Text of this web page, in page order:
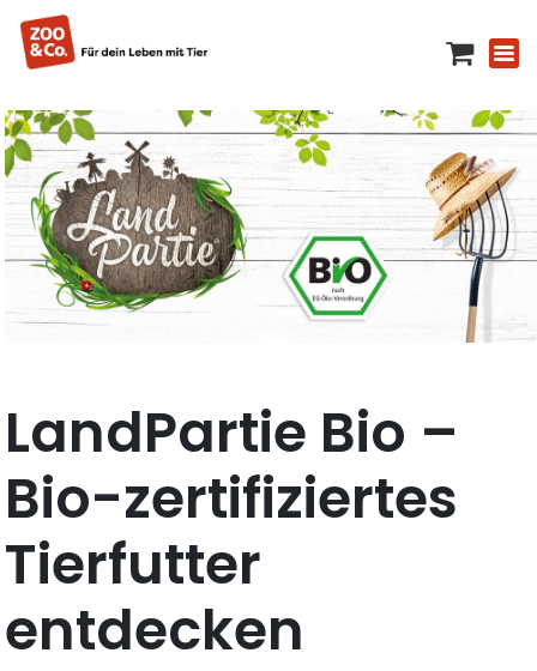
LandPartie Bio –
Bio-zertifiziertes
Tierfutter
entdecken